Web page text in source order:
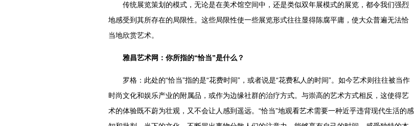
传统展览策划的模式，无论是在美术馆空间中，还是类似双年展模式的展览，都令我们强烈
地感受到其所存在的局限性。这些局限性使一些展览形式往往显得陈腐平庸，使大众普遍无法恰
当地欣赏艺术。
雅昌艺术网：你所指的“恰当”是什么？
罗格：此处的“恰当”指的是“花费时间”，或者说是“花费私人的时间”。如今艺术则往往被当作
时尚文化和娱乐产业的附属品，或作为边缘社群的治疗方式。与崇高的艺术方式相反，这使得艺
术的体验既不蔚为壮观，又不会让人感到遥远。“恰当”地观看艺术需要一种近乎违背现代生活的感